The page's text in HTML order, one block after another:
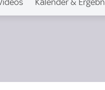
Kalender &